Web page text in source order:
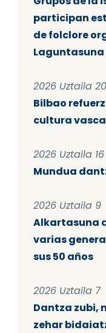
participan
de folclore
Laguntasuna
2026 Uztaila 20
Bilbao
cultura
2026 Uztaila 16
Mundua
2026 Uztaila 9
Alkartasuna
varias
sus 50 años
2026 Uztaila 7
Dantza zubi,
zehar